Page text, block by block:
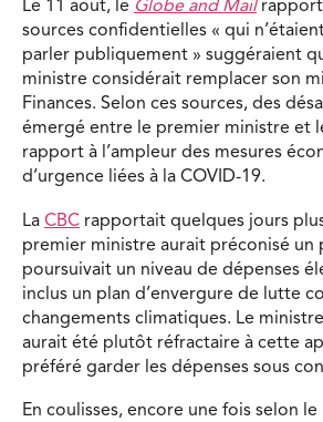
Le 11 aout, le Globe and Mail
sources confidentielles « qui
parler publiquement » suggéraient
ministre considérait remplacer son
Finances. Selon ces sources, des
émergé entre le premier ministre et
rapport à l’ampleur des mesures
d’urgence liées à la COVID-19.
La CBC rapportait quelques jours
premier ministre aurait préconisé un
poursuivait un niveau de dépenses
inclus un plan d’envergure de lutte
changements climatiques. Le
aurait été plutôt réfractaire à cette
préféré garder les dépenses sous
En coulisses, encore une fois selon le